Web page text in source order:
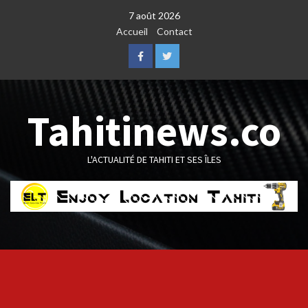
7 août 2026
Accueil
Contact
FacebookTwitter
Tahitinews.co
L'ACTUALITÉ DE TAHITI ET SES ÎLES